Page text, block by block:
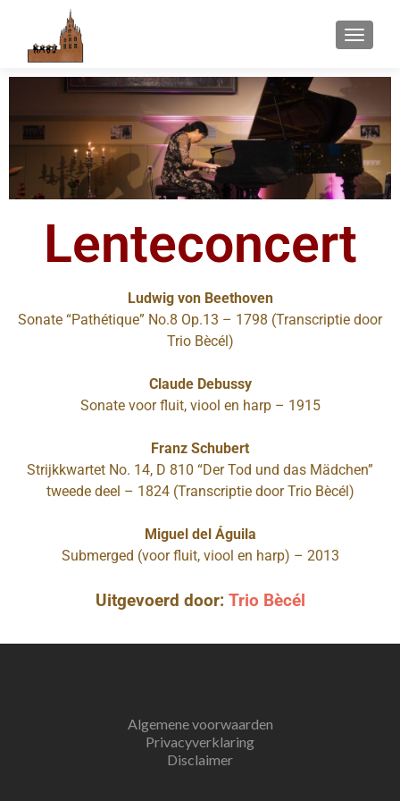
Lenteconcert
Ludwig von Beethoven
Sonate “Pathétique” No.8 Op.13 – 1798 (Transcriptie door
Trio Bècél)
Claude Debussy
Sonate voor fluit, viool en harp – 1915
Franz Schubert
Strijkkwartet No. 14, D 810 “Der Tod und das Mädchen”
tweede deel – 1824 (Transcriptie door Trio Bècél)
Miguel del Águila
Submerged (voor fluit, viool en harp) – 2013
Uitgevoerd door: Trio Bècél
Algemene voorwaarden
Privacyverklaring
Disclaimer